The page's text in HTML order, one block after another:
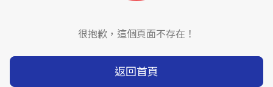
很抱歉，這個頁面不存在！
返回首頁